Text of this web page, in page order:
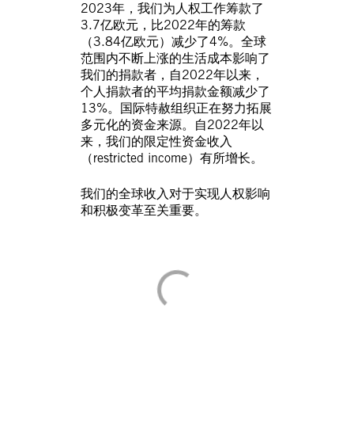
2023年，我们为人权工作筹款了
3.7亿欧元，比2022年的筹款
（3.84亿欧元）减少了4%。全球
范围内不断上涨的生活成本影响了
我们的捐款者，自2022年以来，
个人捐款者的平均捐款金额减少了
13%。国际特赦组织正在努力拓展
多元化的资金来源。自2022年以
来，我们的限定性资金收入
（restricted income）有所增长。
我们的全球收入对于实现人权影响
和积极变革至关重要。